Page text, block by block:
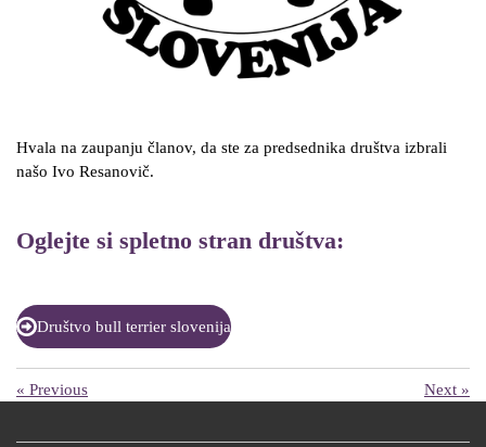
Hvala na zaupanju članov, da ste za predsednika društva izbrali
našo Ivo Resanovič.
Oglejte si spletno stran društva:
Društvo bull terrier slovenija
« Previous Next »